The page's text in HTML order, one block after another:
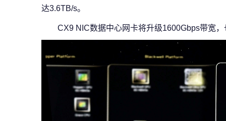
达3.6TB/s。
CX9 NIC数据中心网卡将升级1600Gbps带宽